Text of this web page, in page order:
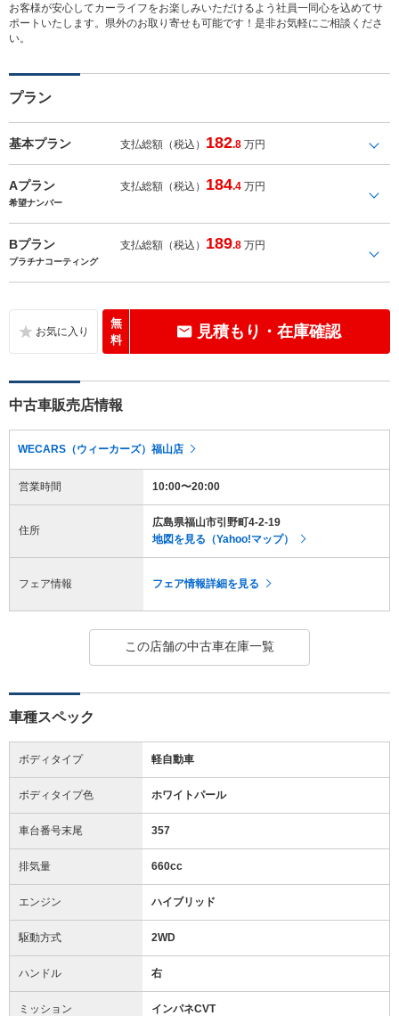
お客様が安心してカーライフをお楽しみいただけるよう社員一同心を込めてサ
ポートいたします。県外のお取り寄せも可能です！是非お気軽にご相談くださ
い。
プラン
基本プラン 支払総額（税込） 182.8 万円
Aプラン 支払総額（税込） 184.4 万円
希望ナンバー
Bプラン 支払総額（税込） 189.8 万円
プラチナコーティング
無
料
見積もり・在庫確認
中古車販売店情報
WECARS（ウィーカーズ）福山店
営業時間 10:00〜20:00
住所
広島県福山市引野町4-2-19
地図を見る（Yahoo!マップ）
フェア情報 フェア情報詳細を見る
この店舗の中古車在庫一覧
車種スペック
ボディタイプ 軽自動車
ボディタイプ色 ホワイトパール
車台番号末尾 357
排気量 660cc
エンジン ハイブリッド
駆動方式 2WD
ハンドル 右
ミッション インパネCVT